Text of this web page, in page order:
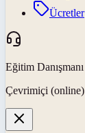
Ücretler
Eğitim Danışmanı
Çevrimiçi (online)